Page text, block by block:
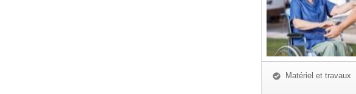
Matériel et travaux